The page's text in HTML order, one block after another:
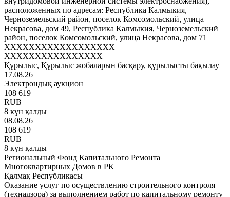
расположенных по адресам: Республика Калмыкия,
Черноземельский район, поселок Комсомольский, улица
Некрасова, дом 49, Республика Калмыкия, Черноземельский
район, поселок Комсомольский, улица Некрасова, дом 71
XXXXXXXXXXXXXXXXXX
XXXXXXXXXXXXXXXX
Құрылыс, Құрылыс жобаларын басқару, құрылысты бақылау
17.08.26
Электрондық аукцион
108 619
RUB
8 күн қалды
08.08.26
108 619
RUB
8 күн қалды
Региональный Фонд Капитального Ремонта
Многоквартирных Домов в РК
Қалмақ Республикасы
Оказание услуг по осуществлению строительного контроля
(технадзора) за выполнением работ по капитальному ремонту